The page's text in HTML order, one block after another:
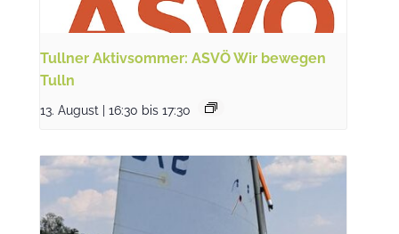
Tullner Aktivsommer: ASVÖ Wir bewegen
Tulln
13. August | 16:30 bis 17:30